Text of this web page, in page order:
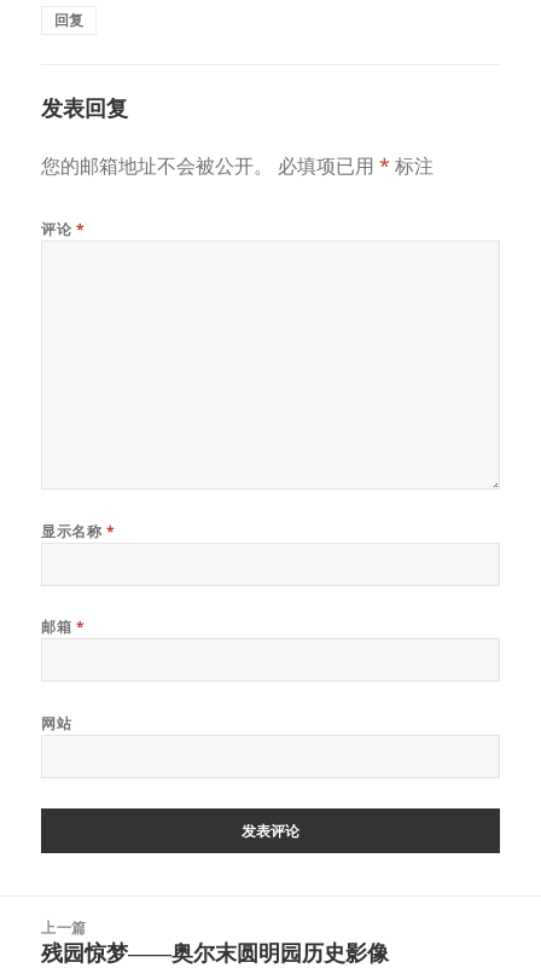
回复
发表回复
您的邮箱地址不会被公开。 必填项已用* 标注
评论 *
显示名称 *
邮箱 *
网站
上一篇
上
残园惊梦——奥尔末圆明园历史影像